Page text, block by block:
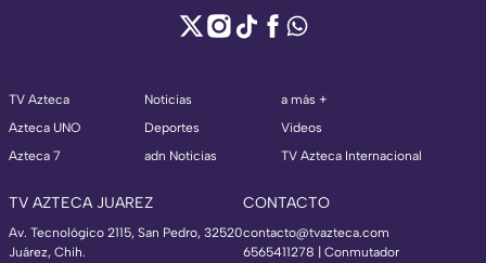
TV Azteca
Azteca UNO
Azteca 7
Noticias
Deportes
adn Noticias
a más +
Videos
TV Azteca Internacional
TV AZTECA JUAREZ
Av. Tecnológico 2115, San Pedro, 32520
Juárez, Chih.
CONTACTO
contacto@tvazteca.com
6565411278 | Conmutador